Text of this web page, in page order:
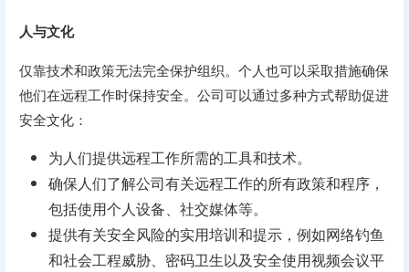
人与文化
仅靠技术和政策无法完全保护组织。个人也可以采取措施确保
他们在远程工作时保持安全。公司可以通过多种方式帮助促进
安全文化：
为人们提供远程工作所需的工具和技术。
确保人们了解公司有关远程工作的所有政策和程序，
包括使用个人设备、社交媒体等。
提供有关安全风险的实用培训和提示，例如网络钓鱼
和社会工程威胁、密码卫生以及安全使用视频会议平